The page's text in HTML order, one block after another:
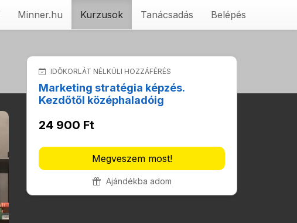
Minner.hu Kurzusok Tanácsadás Belépés
IDŐKORLÁT NÉLKÜLI HOZZÁFÉRÉS
Marketing stratégia képzés.
Kezdőtől középhaladóig
24 900 Ft
Megveszem most!
Ajándékba adom